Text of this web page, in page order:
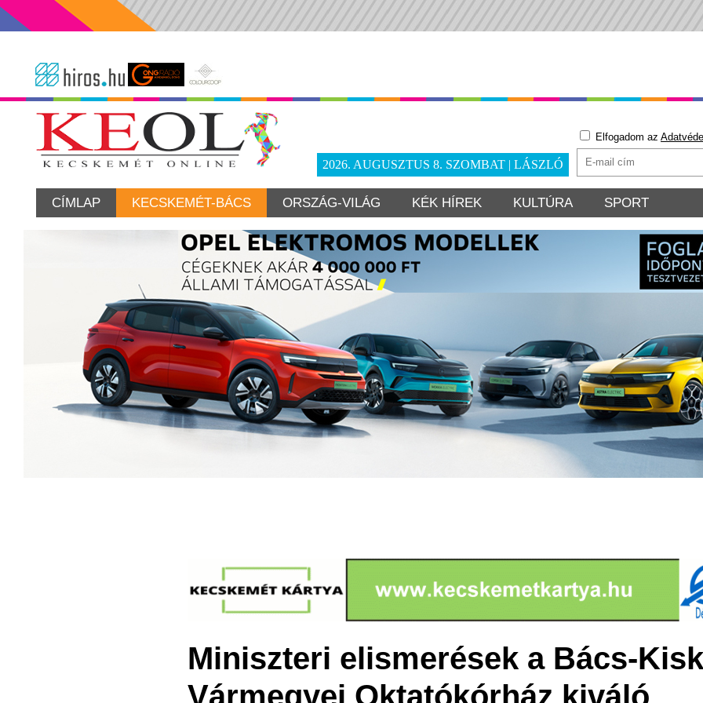
2026. AUGUSZTUS 8. SZOMBAT | LÁSZLÓ
Elfogadom az
CÍMLAP KECSKEMÉT-BÁCS ORSZÁG-VILÁG KÉK HÍREK KULTÚRA SPORT
Miniszteri elismerések a Bács-